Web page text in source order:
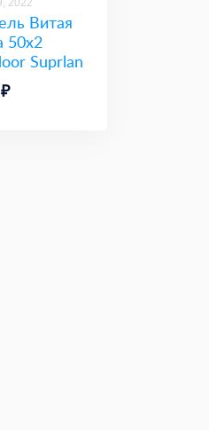
2022
Витая
50х2
Suprlan